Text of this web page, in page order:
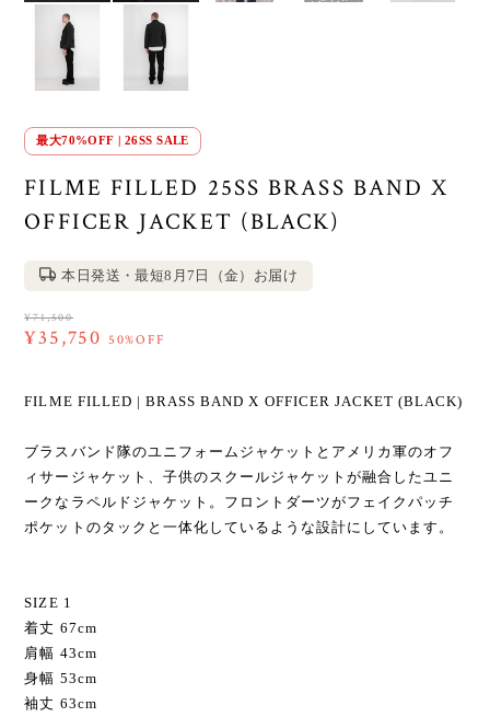
最大70%OFF | 26SS SALE
FILME FILLED 25SS BRASS BAND X
OFFICER JACKET (BLACK)
本日発送・最短8月7日（金）お届け
¥71,500
¥35,750 50%OFF
FILME FILLED | BRASS BAND X OFFICER JACKET (BLACK)
ブラスバンド隊のユニフォームジャケットとアメリカ軍のオフ
ィサージャケット、子供のスクールジャケットが融合したユニ
ークなラペルドジャケット。フロントダーツがフェイクパッチ
ポケットのタックと一体化しているような設計にしています。
SIZE 1
着丈 67cm
肩幅 43cm
身幅 53cm
袖丈 63cm